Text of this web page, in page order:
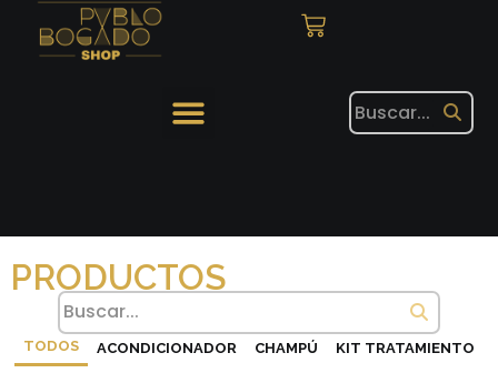
PRODUCTOS
ACONDICIONADOR CHAMPÚ KIT TRATAMIENTO
TODOS